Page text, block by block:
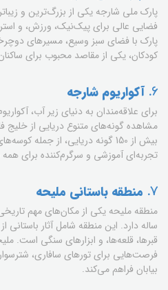
پارک ملی شارجه یکی از بزرگ‌ترین و
فضایی عالی برای پیک‌نیک، ورزش، و
پارک با فضای سبز وسیع، مسیرهای
کودکان، یکی از مقاصد محبوب برای
6. آکواریوم شارجه
برای علاقه‌مندان به دنیای زیر آب،
مشاهده گونه‌های متنوع دریایی از خلیج
بیش از 150 گونه دریایی، از
تجربه‌ای آموزشی و سرگرم‌کننده برای
7. منطقه باستانی ملیحه
منطقه ملیحه یکی از مکان‌های مهم
ساله دارد. این منطقه شامل آثار باستانی
قبرها، قلعه‌ها، و ابزارهای سنگی است.
فرصت‌هایی برای تورهای سافاری،
بیابان فراهم می‌کند.